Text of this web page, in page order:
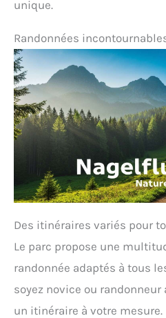
unique.
Randonnées
Des itinéraires variés pour
Le parc propose une
randonnée adaptés à tous
soyez novice ou
un itinéraire à votre